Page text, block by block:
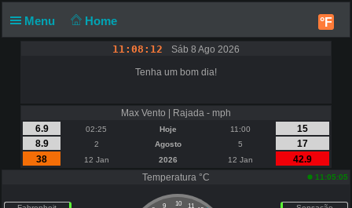
Menu Home °F
11:08:12 Sáb 8 Ago 2026
Tenha um bom dia!
Max Vento | Rajada - mph
6.9
02:25 Hoje 11:00
15
8.9
2 Agosto 5
17
38
12 Jan 2026 12 Jan
42.9
Temperatura °C
11:05:05
10
9 11